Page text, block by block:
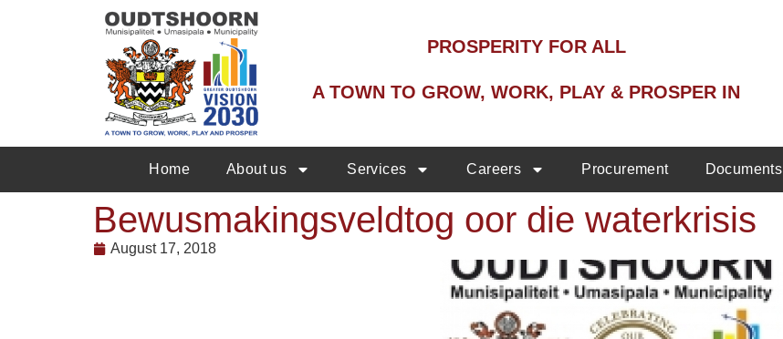
PROSPERITY FOR ALL
A TOWN TO GROW, WORK, PLAY & PROSPER IN
Home About us Services Careers Procurement Documents
Bewusmakingsveldtog oor die waterkrisis
August 17, 2018